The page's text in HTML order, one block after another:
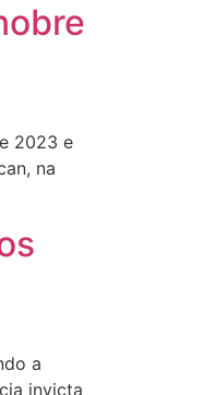
2023 e
na
a
invicta